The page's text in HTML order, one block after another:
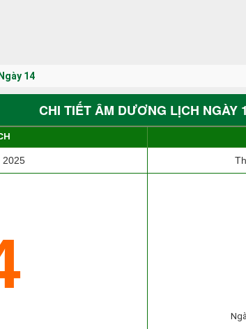
Ngày 14
CHI TIẾT ÂM DƯƠNG LỊCH NGÀY
2025